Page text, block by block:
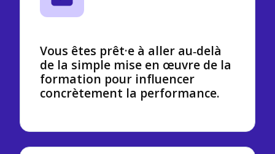
Vous êtes prêt·e à aller au‑delà
de la simple mise en œuvre de la
formation pour influencer
concrètement la performance.